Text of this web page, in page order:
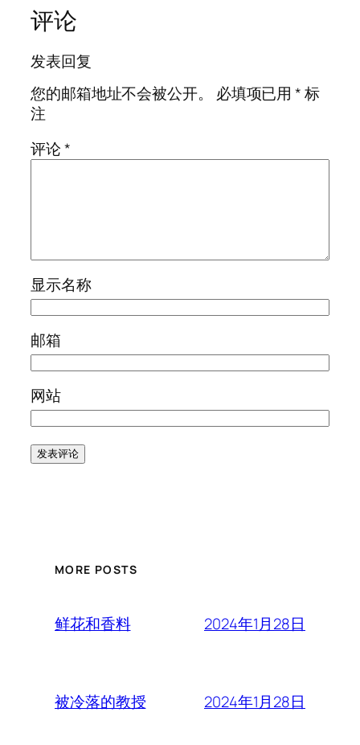
评论
发表回复
您的邮箱地址不会被公开。
必填项已用*标
注
评论*
显示名称
邮箱
网站
MORE POSTS
鲜花和香料 2024年1月28日
被冷落的教授 2024年1月28日